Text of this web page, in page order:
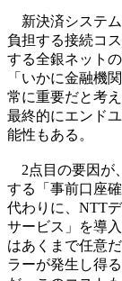
新決済システム
負担する接続コ
する全銀ネット
「いかに金融機
常に重要だと考
最終的にエンド
能性もある。
2点目の要因が
する「事前口座
代わりに、NTT
サービス」を導
はあくまで任意
ラーが発生し得